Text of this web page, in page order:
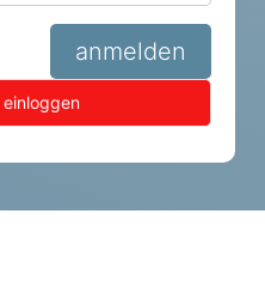
anmelden
einloggen